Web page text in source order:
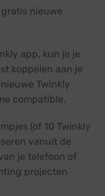
nieuwe
app, kun je je
koppelen aan je
Twinkly
compatible.
(of 10 Twinkly
vanuit de
je telefoon of
projecten